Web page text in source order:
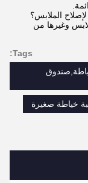
الملابس؟
وغيرها من
Tags:
خياطة صغيرة